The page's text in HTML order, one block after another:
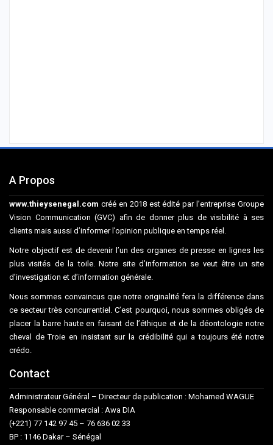
A Propos
www.thieysenegal.com créé en 2018 est édité par l’entreprise Groupe
Vision Communication (GVC) afin de donner plus de visibilité à ses
clients mais aussi d’informer l’opinion publique en temps réel.
Notre objectif est de devenir l’un des organes de presse en lignes les
plus visités de la toile. Notre site d’information se veut être un site
d’investigation et d’information générale.
Nous sommes convaincus que notre originalité fera la différence dans
ce secteur très concurrentiel. C’est pourquoi, nous sommes obligés de
placer la barre haute en faisant de l’éthique et de la déontologie notre
cheval de Troie en insistant sur la crédibilité qui a toujours été notre
crédo.
Contact
Administrateur Général – Directeur de publication : Mohamed WAGUE
Responsable commercial : Awa DIA
(+221) 77 142 97 45 – 76 636 02 33
BP : 1146 Dakar – Sénégal